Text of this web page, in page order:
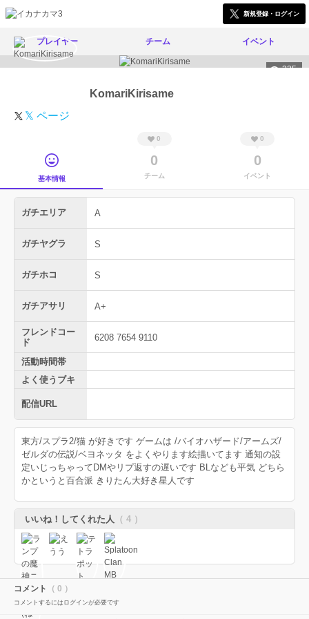
新規登録・ログイン
プレイヤー チーム イベント
335
KomariKirisame
𝕏 ページ
基本情報
0
0
チーム
0
0
イベント
ガチエリア A
ガチヤグラ S
ガチホコ S
ガチアサリ A+
フレンドコー
ド
6208 7654 9110
活動時間帯
よく使うブキ
配信URL
東方/スプラ2/猫 が好きです ゲームは /バイオハザード/アームズ/
ゼルダの伝説/ベヨネッタ をよくやります絵描いてます 通知の設
定いじっちゃってDMやリプ返すの遅いです BLなども平気 どちら
かというと百合派 きりたん大好き星人です
いいね！してくれた人 （ 4 ）
コメント （ 0 ）
コメントするにはログインが必要です